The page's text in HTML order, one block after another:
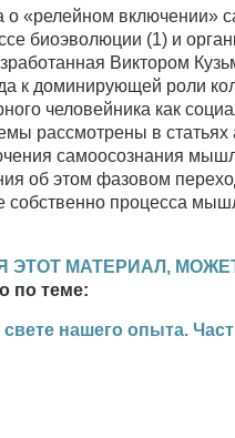
«релейном включении»
биоэволюции (1) и
Виктором
к доминирующей роли
человейника как
рассмотрены в статьях
самоосознания
об этом фазовом
собственно процесса
ЭТОТ МАТЕРИАЛ,
по теме:
нашего опыта.